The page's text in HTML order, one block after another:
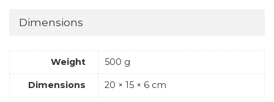
Dimensions
Weight 500 g
Dimensions 20 × 15 × 6 cm